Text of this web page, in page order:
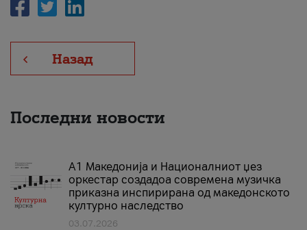
Назад
Последни новости
А1 Македонија и Националниот џез
оркестар создадоа современа музичка
приказна инспирирана од македонското
културно наследство
03.07.2026